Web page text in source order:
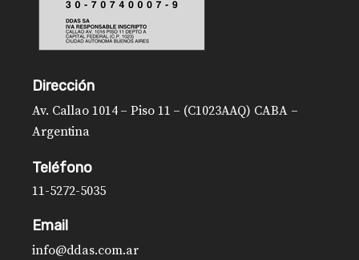
Dirección
Av. Callao 1014 – Piso 11 – (C1023AAQ) CABA –
Argentina
Teléfono
11-5272-5035
Email
info@ddas.com.ar